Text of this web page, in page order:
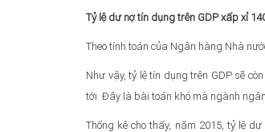
Tỷ lệ dư nợ tín dụng trên GDP xấp xỉ
Theo tính toán của Ngân hàng Nhà
Như vậy, tỷ lệ tín dụng trên GDP sẽ
tới. Đây là bài toán khó mà ngành
Thống kê cho thấy, năm 2015, tỷ lệ